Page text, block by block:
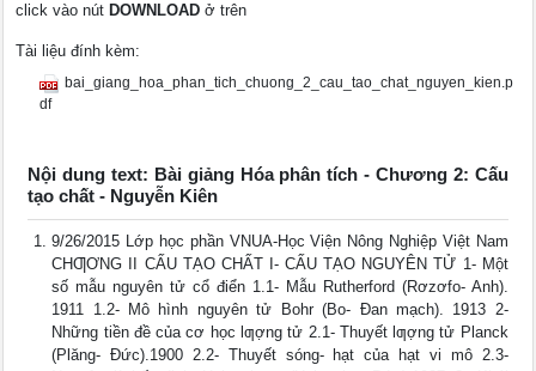
click vào nút DOWNLOAD ở trên
Tài liệu đính kèm:
bai_giang_hoa_phan_tich_chuong_2_cau_tao_chat_nguyen_kien.p
df
Nội dung text: Bài giảng Hóa phân tích - Chương 2: Cấu
tạo chất - Nguyễn Kiên
9/26/2015 Lớp học phần VNUA-Học Viện Nông Nghiệp Việt Nam
CHƢƠNG II CẤU TẠO CHẤT I- CẤU TẠO NGUYÊN TỬ 1- Một
số mẫu nguyên tử cổ điển 1.1- Mẫu Rutherford (Rơzơfo- Anh).
1911 1.2- Mô hình nguyên tử Bohr (Bo- Đan mạch). 1913 2-
Những tiền đề của cơ học lƣợng tử 2.1- Thuyết lƣợng tử Planck
(Plăng- Đức).1900 2.2- Thuyết sóng- hạt của hạt vi mô 2.3-